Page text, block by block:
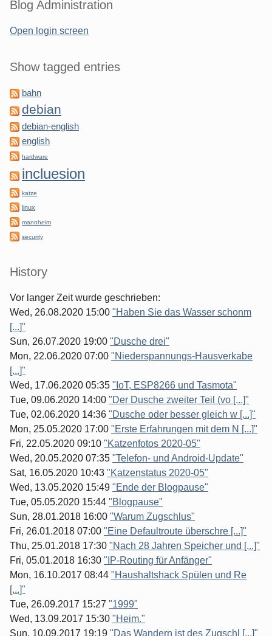
Blog Administration
Open login screen
Show tagged entries
bahn
debian
debian-english
english
hardware
incluesion
katze
linux
mannheim
security
History
Vor langer Zeit wurde geschrieben:
Wed, 26.08.2020 15:00 "Haben Sie das Wasser schonm
[...]"
Sun, 26.07.2020 19:00 "Dusche drei"
Mon, 22.06.2020 07:00 "Niederspannungs-Hausverkabe
[...]"
Wed, 17.06.2020 05:35 "IoT, ESP8266 und Tasmota"
Tue, 09.06.2020 14:00 "Der Dusche zweiter Teil (vo [...]"
Tue, 02.06.2020 14:36 "Dusche oder besser gleich w [...]"
Mon, 25.05.2020 17:00 "Erste Erfahrungen mit dem N [...]"
Fri, 22.05.2020 09:10 "Katzenfotos 2020-05"
Wed, 20.05.2020 07:35 "Telefon- und Android-Update"
Sat, 16.05.2020 10:43 "Katzenstatus 2020-05"
Wed, 13.05.2020 15:49 "Ende der Blogpause"
Tue, 05.05.2020 15:44 "Blogpause"
Sun, 28.01.2018 16:00 "Warum Zugschlus"
Fri, 26.01.2018 07:00 "Eine Defaultroute überschre [...]"
Thu, 25.01.2018 17:30 "Nach 28 Jahren Speicher und [...]"
Fri, 05.01.2018 16:30 "IP-Routing für Anfänger"
Mon, 16.10.2017 08:44 "Haushaltshack Spülen und Re
[...]"
Tue, 26.09.2017 15:27 "1999"
Wed, 13.09.2017 15:30 "Heim."
Sun, 10.09.2017 19:19 "Das Wandern ist des Zugschl [...]"